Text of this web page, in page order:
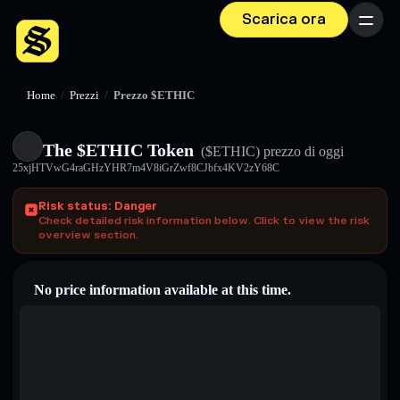
Scarica ora Menu
Home / Prezzi / Prezzo $ETHIC
The $ETHIC Token ($ETHIC) prezzo di oggi
25xjHTVwG4raGHzYHR7m4V8iGrZwf8CJbfx4KV2zY68C
Risk status: Danger
Check detailed risk information below. Click to view the risk
overview section.
No price information available at this time.